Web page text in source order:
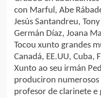
con Marful, Abe
Jesús Santandreu,
Germán Díaz, Joana
Tocou xunto grandes
Canadá, EE.UU, Cuba,
Xunto ao seu irmán
produciron numerosos
profesor de clarinete e